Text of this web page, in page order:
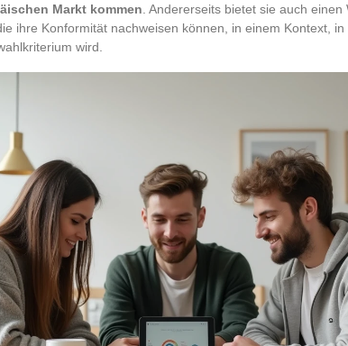
Markt kommen . Andererseits bietet sie auch
ihre Konformität nachweisen können, in einem Kontext,
wird.